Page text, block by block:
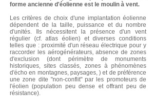
forme ancienne d'éolienne est le moulin à vent.
Les critères de choix d'une implantation éolienne
dépendent de la taille, puissance et du nombre
d'unités. Ils nécessitent la présence d'un vent
régulier (cf. atlas éolien) et diverses conditions
telles que : proximité d'un réseau électrique pour y
raccorder les aérogénérateurs, absence de zones
d'exclusion (dont périmètre de monuments
historiques, sites classés, zones à phénomènes
d'écho en montagnes, paysages, ) et de préférence
une zone dite "non-conflit" par les promoteurs de
l'éolien (population peu dense et offrant peu de
résistance).